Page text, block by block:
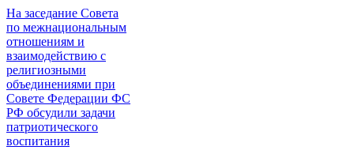
На заседание Совета
по межнациональным
отношениям и
взаимодействию с
религиозными
объединениями при
Совете Федерации ФС
РФ обсудили задачи
патриотического
воспитания